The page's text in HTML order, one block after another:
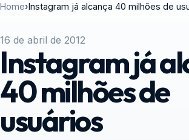
Home›Instagram já alcança 40 milhões de
16 de abril de 2012
Instagram já
40 milhões de
usuários